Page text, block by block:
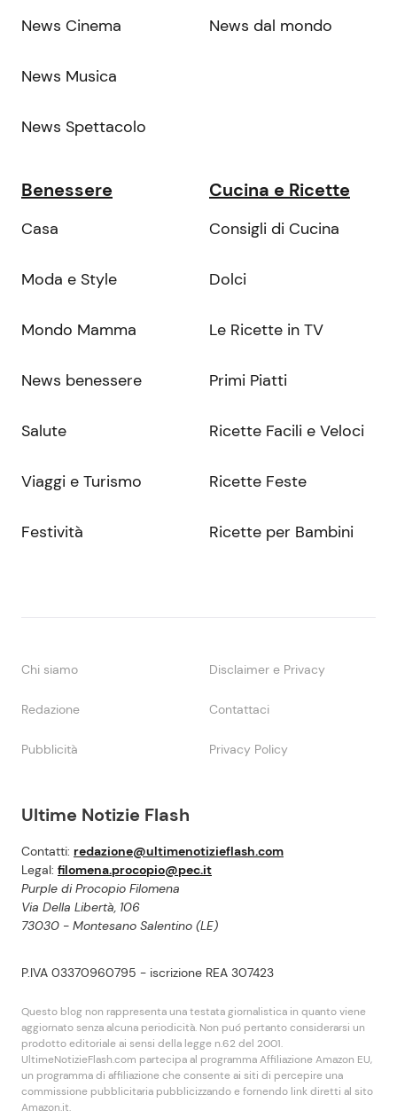
Ultime Notizie Flash
Contatti: redazione@ultimenotizieflash.com
Legal: filomena.procopio@pec.it
Purple di Procopio Filomena
Via Della Libertà, 106
73030 - Montesano Salentino (LE)
P.IVA 03370960795 - iscrizione REA 307423
Questo blog non rappresenta una testata giornalistica in quanto viene
aggiornato senza alcuna periodicità. Non puó pertanto considerarsi un
prodotto editoriale ai sensi della legge n.62 del 2001.
UltimeNotizieFlash.com partecipa al programma Affiliazione Amazon EU,
un programma di affiliazione che consente ai siti di percepire una
commissione pubblicitaria pubblicizzando e fornendo link diretti al sito
Amazon.it.
News Cinema
News Musica
News Spettacolo
News dal mondo
Benessere
Casa
Moda e Style
Mondo Mamma
News benessere
Salute
Viaggi e Turismo
Festività
Cucina e Ricette
Consigli di Cucina
Dolci
Le Ricette in TV
Primi Piatti
Ricette Facili e Veloci
Ricette Feste
Ricette per Bambini
Chi siamo Disclaimer e Privacy
Redazione Contattaci
Pubblicità Privacy Policy